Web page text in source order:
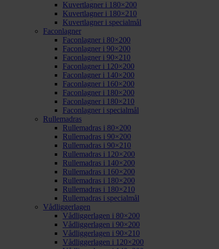
Kuvertlagner i 180×200
Kuvertlagner i 180×210
Kuvertlagner i specialmål
Faconlagner
Faconlagner i 80×200
Faconlagner i 90×200
Faconlagner i 90×210
Faconlagner i 120×200
Faconlagner i 140×200
Faconlagner i 160×200
Faconlagner i 180×200
Faconlagner i 180×210
Faconlagner i specialmål
Rullemadras
Rullemadras i 80×200
Rullemadras i 90×200
Rullemadras i 90×210
Rullemadras i 120×200
Rullemadras i 140×200
Rullemadras i 160×200
Rullemadras i 180×200
Rullemadras i 180×210
Rullemadras i specialmål
Vådliggerlagen
Vådliggerlagen i 80×200
Vådliggerlagen i 90×200
Vådliggerlagen i 90×210
Vådliggerlagen i 120×200